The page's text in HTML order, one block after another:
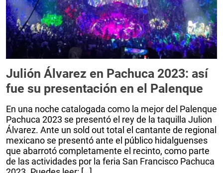
Julión Álvarez en Pachuca 2023: así
fue su presentación en el Palenque
En una noche catalogada como la mejor del Palenque
Pachuca 2023 se presentó el rey de la taquilla Julion
Álvarez. Ante un sold out total el cantante de regional
mexicano se presentó ante el público hidalguenses
que abarrotó completamente el recinto, como parte
de las actividades por la feria San Francisco Pachuca